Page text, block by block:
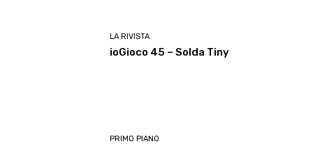
LA RIVISTA
ioGioco 45 – Solda Tiny
PRIMO PIANO